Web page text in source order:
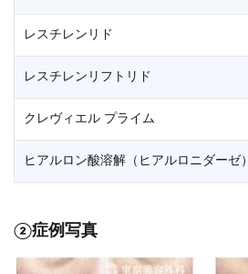
レスチレンリド
レスチレンリフトリド
クレヴィエル プライム
ヒアルロン酸溶解（ヒアルロニダーゼ）
②症例写真